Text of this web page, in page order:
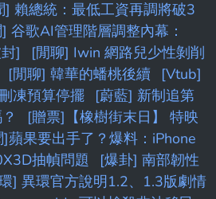
] 賴總統：最低工資再調將破3
谷歌AI管理階層調整內幕：
]
[閒聊] Iwin 網路兒少性剝削
[閒聊] 韓華的蟠桃後續
[Vtub]
凍預算停擺
[蔚藍] 新制追第
[贈票]【橡樹街末日】 特映
]蘋果要出手了？爆料：iPhone
抽幀問題
[爆卦] 南部韌性
] 異環官方說明1.2、1.3版劇情